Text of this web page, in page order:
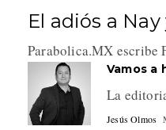
El adiós a Nay
Parabolica.MX escribe
Vamos a
La
Jesús Olmos